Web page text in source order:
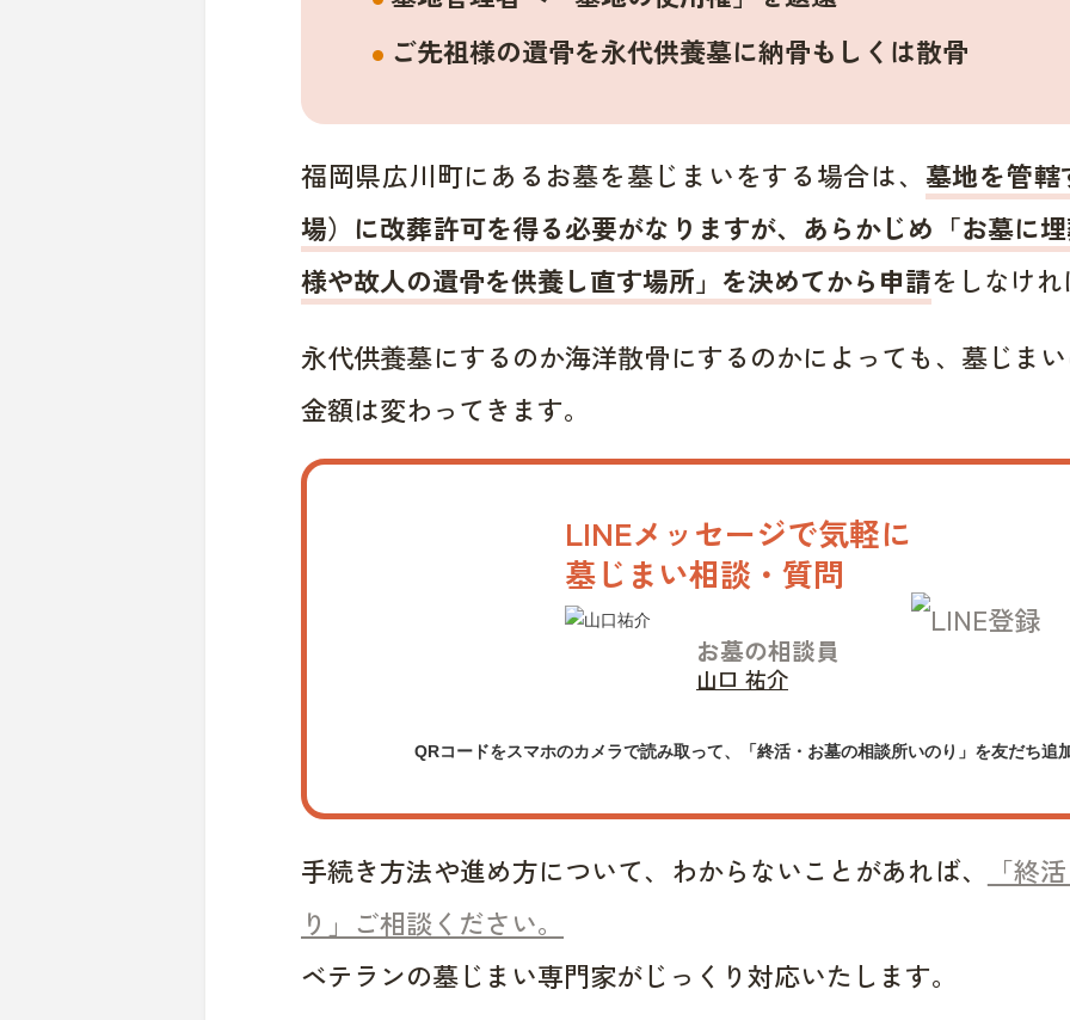
ご先祖様の遺骨を永代供養墓に納骨もしくは散骨
福岡県広川町にあるお墓を墓じまいをする場合は、 墓地を管
場）に改葬許可を得る必要がなりますが、あらかじめ「お墓に
様や故人の遺骨を供養し直す場所」を決めてから申請をしなけ
永代供養墓にするのか海洋散骨にするのかによっても、墓じま
金額は変わってきます。
LINEメッセージで気軽に
墓じまい相談・質問
お墓の相談員
山口 祐介
QRコードをスマホのカメラで読み取って、「終活・お墓の相談所いのり」を友だち追
手続き方法や進め方について、わからないことがあれば、
「終
り」ご相談ください。
ベテランの墓じまい専門家がじっくり対応いたします。